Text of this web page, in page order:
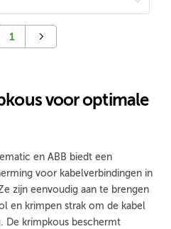
1
voor optimale
en ABB biedt een
voor kabelverbindingen in
zijn eenvoudig aan te brengen
en krimpen strak om de kabel
De krimpkous beschermt